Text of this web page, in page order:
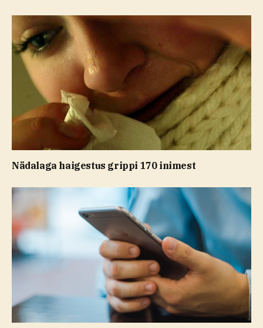
Nädalaga haigestus grippi 170 inimest